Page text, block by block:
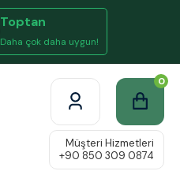
Toptan
Daha çok daha uygun!
0